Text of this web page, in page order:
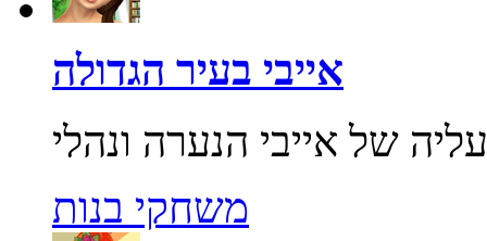
אייבי בעיר הגדולה
משחקי בנות